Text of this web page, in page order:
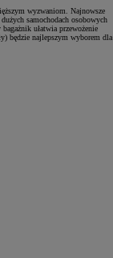
wyzwaniom. Najnowsze
samochodach osobowych
ułatwia przewożenie
będzie najlepszym wyborem dla